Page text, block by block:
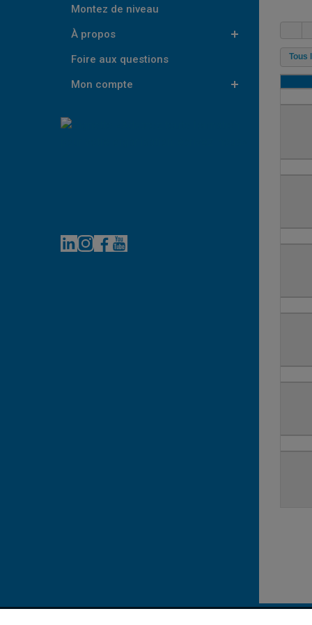
Montez de niveau
À propos
Foire aux questions
Mon compte
LinkedIn
Instagram
Facebook
YouTube